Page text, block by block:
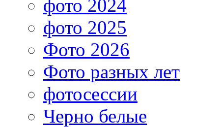
фото 2024
фото 2025
Фото 2026
Фото разных лет
фотосессии
Черно белые